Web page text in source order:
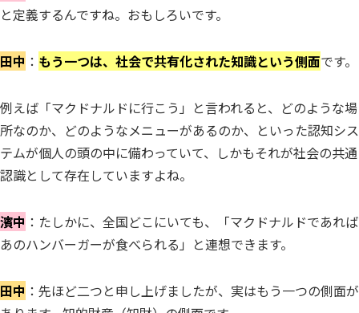
と定義するんですね。おもしろいです。
田中 ： もう一つは、社会で共有化された知識という側面です。
例えば「マクドナルドに行こう」と言われると、どのような場
所なのか、どのようなメニューがあるのか、といった認知シス
テムが個人の頭の中に備わっていて、しかもそれが社会の共通
認識として存在していますよね。
濱中 ：たしかに、全国どこにいても、「マクドナルドであれば
あのハンバーガーが食べられる」と連想できます。
田中 ：先ほど二つと申し上げましたが、実はもう一つの側面が